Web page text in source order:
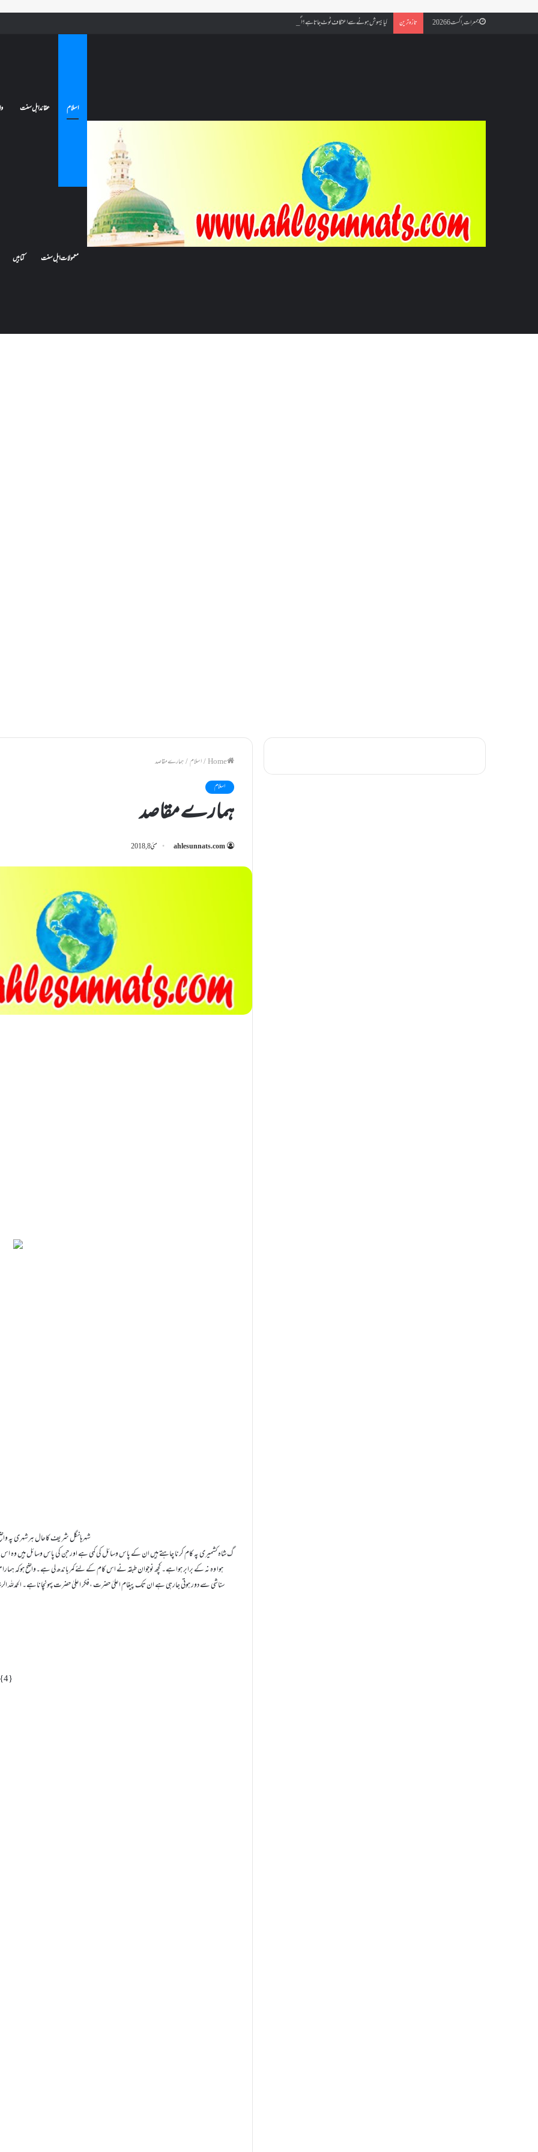
جمعرات, اگست 6 2026 تازہ ترین کیا بیہوش ہونے سے اعتکاف ٹوٹ جاتا ہے؟ اگر معتکف کو احتلام ہو جائے تو کیا اس کا اعتکاف ٹوٹ جائے گا؟فنائے مسجد کسے کہتے ہیں ، اور کیا معتکف فنائے مسجد میں جا سکتا ہے؟
اسلام عقائد اہل سنت
معمولات اہل سنت کتابیں
/اسلام/ہمارے مقاصد
اسلام
ہمارے مقاصد
ahlesunnats.com مئی 8, 2018
شہرہانگل شریف کاحال ہرشہری پہ
گ شاہ کشمیری پہ کام کرنا چاہتے ہیں ان کے پاس وسائل کی کمی ہے اور جن کی پاس وسائل ہیں وہ
ہوا وہ نہ کے برابر ہواہے۔ کچھ نوجوان طبقہ نے اس کام کے لئے کمرباندھ لی ہے۔واضح ہوکہ
سناشی سے دور ہوتی جارہی ہے ان تک پیغام اعلیٰ حضرت ،فکر اعلیٰ حضرت پہونچاناہے۔ الحمدللہ
{4}اعلیٰ حضرت سے متعلقہ کام کرنے والوں کی ہمت افزائی وحسب استطاعت تعاون کرنا۔